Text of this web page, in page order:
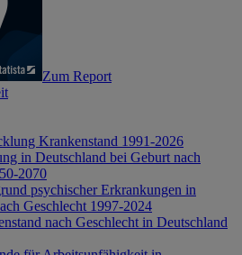
Zum Report
Krankenstand 1991-2026
in Deutschland bei Geburt nach
2070
psychischer Erkrankungen in
Geschlecht 1997-2024
nach Geschlecht in Deutschland